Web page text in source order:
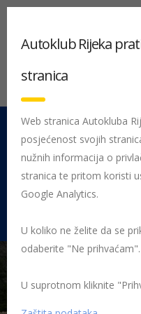
051 212 442
Pon - Pet 08:00 - 16:00
Rujevica 9/1, 51000
Početna Posljednje
Autoklub Rijeka
stranica
Web stranica Autokluba
posjećenost svojih
nužnih informacija o
stranica te pritom koristi
Google Analytics.
U koliko ne želite da se
odaberite "Ne prihvaćam".
U suprotnom kliknite